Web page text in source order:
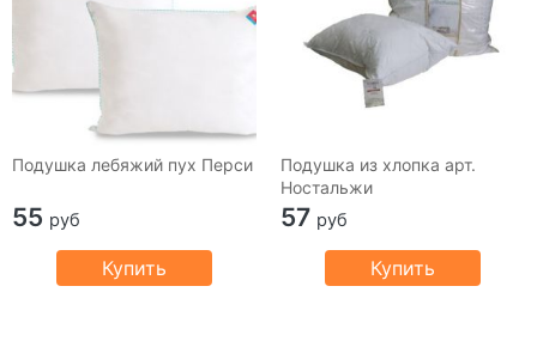
Подушка лебяжий пух Перси
55 руб
Купить
Подушка из хлопка арт.
Ностальжи
57 руб
Купить